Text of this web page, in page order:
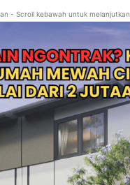
- Scroll kebawah untuk melanjutkan